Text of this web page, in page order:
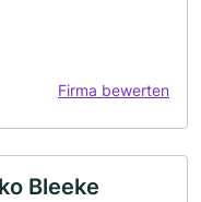
Firma bewerten
Bleeke